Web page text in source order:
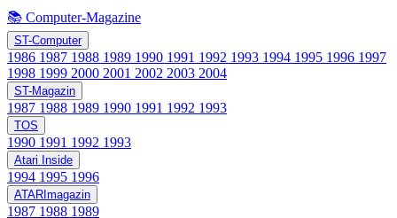
📚 Computer-Magazine
ST-Computer
1986 1987 1988 1989 1990 1991 1992 1993 1994 1995 1996 1997
1998 1999 2000 2001 2002 2003 2004
ST-Magazin
1987 1988 1989 1990 1991 1992 1993
TOS
1990 1991 1992 1993
Atari Inside
1994 1995 1996
ATARImagazin
1987 1988 1989